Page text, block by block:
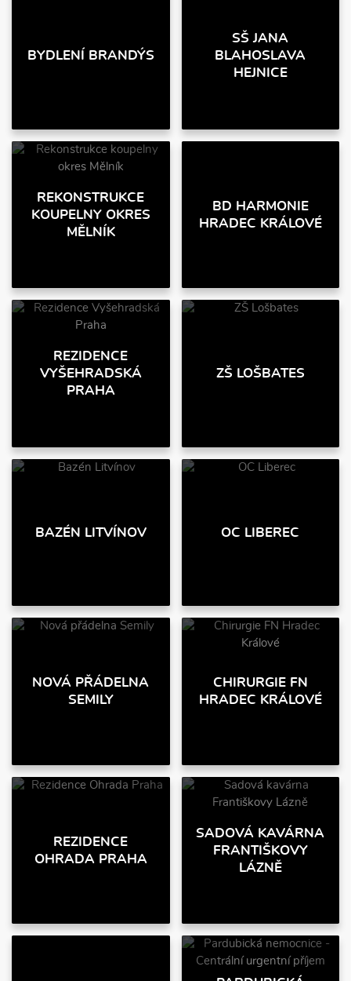
BYDLENÍ BRANDÝS
SŠ JANA
BLAHOSLAVA
HEJNICE
REKONSTRUKCE
KOUPELNY OKRES
MĚLNÍK
BD HARMONIE
HRADEC KRÁLOVÉ
REZIDENCE
VYŠEHRADSKÁ
PRAHA
ZŠ LOŠBATES
BAZÉN LITVÍNOV OC LIBEREC
NOVÁ PŘÁDELNA
SEMILY
CHIRURGIE FN
HRADEC KRÁLOVÉ
REZIDENCE
OHRADA PRAHA
SADOVÁ KAVÁRNA
FRANTIŠKOVY
LÁZNĚ